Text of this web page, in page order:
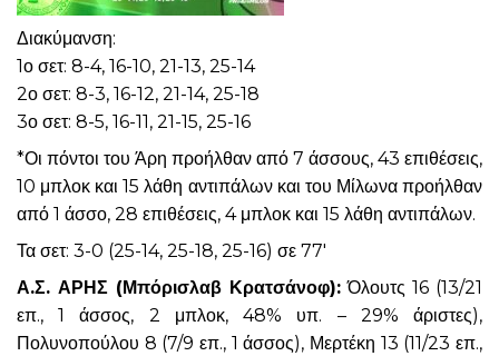
Διακύμανση:
1ο σετ: 8-4, 16-10, 21-13, 25-14
2ο σετ: 8-3, 16-12, 21-14, 25-18
3ο σετ: 8-5, 16-11, 21-15, 25-16
*Οι πόντοι του Άρη προήλθαν από 7 άσσους, 43 επιθέσεις,
10 μπλοκ και 15 λάθη αντιπάλων και του Μίλωνα προήλθαν
από 1 άσσο, 28 επιθέσεις, 4 μπλοκ και 15 λάθη αντιπάλων.
Τα σετ: 3-0 (25-14, 25-18, 25-16) σε 77′
Α.Σ. ΑΡΗΣ (Μπόρισλαβ Κρατσάνοφ): Όλουτς 16 (13/21
επ., 1 άσσος, 2 μπλοκ, 48% υπ. – 29% άριστες),
Πολυνοπούλου 8 (7/9 επ., 1 άσσος), Μερτέκη 13 (11/23 επ.,